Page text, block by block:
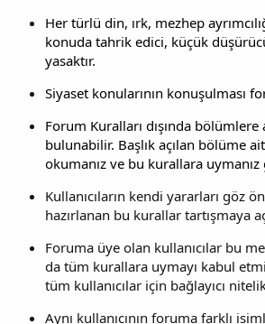
Her türlü din, ırk, mezhep
konuda tahrik edici, küçük
yasaktır.
Siyaset konularının konuşulması
Forum Kuralları dışında
bulunabilir. Başlık açılan bölüme
okumanız ve bu kurallara
Kullanıcıların kendi yararları göz
hazırlanan bu kurallar tartışmaya
Foruma üye olan kullanıcılar bu
da tüm kurallara uymayı kabul
tüm kullanıcılar için bağlayıcı
Aynı kullanıcının foruma farklı